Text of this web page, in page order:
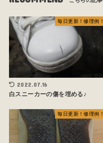
毎日更新！修理例！
2022.07.16
白スニーカーの傷を埋める♪
毎日更新！修理例！